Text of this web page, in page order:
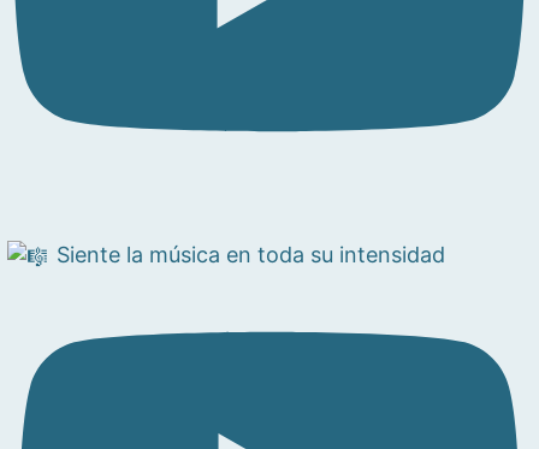
Siente la música en toda su intensidad